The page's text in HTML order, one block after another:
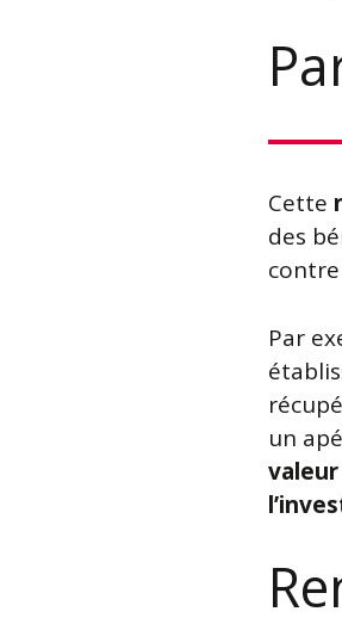
Cette
des
Par
un